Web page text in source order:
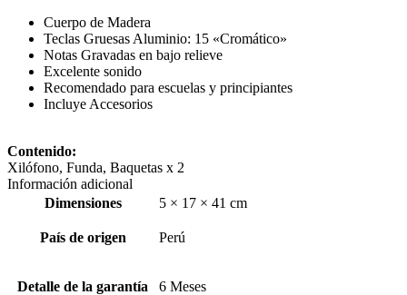
Cuerpo de Madera
Teclas Gruesas Aluminio: 15 «Cromático»
Notas Gravadas en bajo relieve
Excelente sonido
Recomendado para escuelas y principiantes
Incluye Accesorios
Contenido:
Xilófono, Funda, Baquetas x 2
Información adicional
Dimensiones
5 × 17 × 41 cm
País de origen Perú
Detalle de la garantía 6 Meses